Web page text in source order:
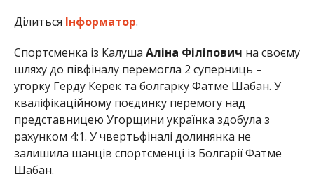
Ділиться Інформатор.
Спортсменка із Калуша Аліна Філіпович на своєму
шляху до півфіналу перемогла 2 суперниць –
угорку Герду Керек та болгарку Фатме Шабан. У
кваліфікаційному поєдинку перемогу над
представницею Угорщини українка здобула з
рахунком 4:1. У чвертьфіналі долинянка не
залишила шанців спортсменці із Болгарії Фатме
Шабан.